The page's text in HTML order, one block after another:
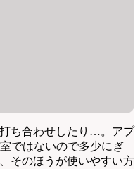
ち合わせしたり…。アプ
ではないので多少にぎ
そのほうが使いやすい方